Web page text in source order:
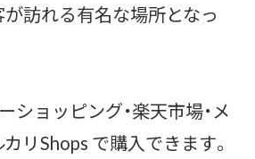
訪れる有名な場所となっ
ショッピング・楽天市場・メ
カリShops で購入できます。